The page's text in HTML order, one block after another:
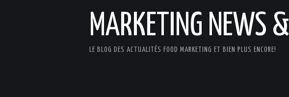
MARKETING NEWS
LE BLOG DES ACTUALITÉS FOOD MARKETING ET BIEN PLUS ENCORE!